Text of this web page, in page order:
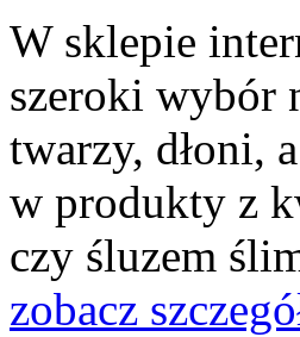
W sklepie
szeroki wybór
twarzy, dłoni,
w produkty z
czy śluzem
zobacz